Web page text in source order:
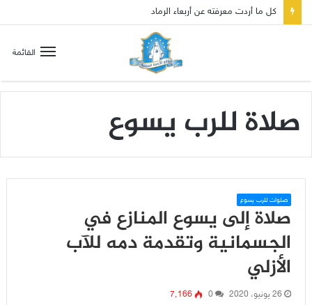
القائمة
صلاة للرب يسوع
صلوات للرب يسوع
صلاة إلى يسوع المنازع في
الجسمانية وتقدمة دمه للآب
الأزلي
26 يونيو، 2020 0 7٬166